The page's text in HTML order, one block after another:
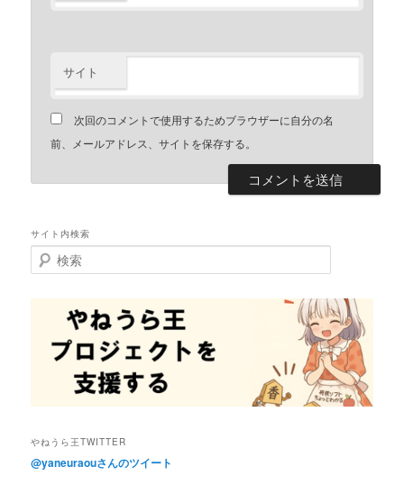
サイト
次回のコメントで使用するためブラウザーに自分の名
前、メールアドレス、サイトを保存する。
サイト内検索
検
索
やねうら王TWITTER
@yaneuraouさんのツイート